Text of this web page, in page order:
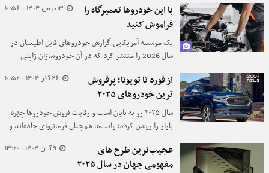
13 بهمن 1404 - 10:56
با این خودروها تعمیرگاه را
فراموش کنید
یک موسسه آمریکایی گزارش خودروهای قابل اطیمنان در
سال 2026 را منتشر کرد که در آن خودروسازان ژاپنی
صدر فهرست را قبضه کرده اند.
26 آذر 1404 - 10:52
از فورد تا تویوتا؛ پرفروش
ترین خودروهای ۲۰۲۵
سال ۲۰۲۵ رو به پایان است و رقابت فروش خودروها چهره
بازار را روشن کرده؛ وانت‌ها همچنان فرمانروای جاده‌اند و
کراس‌اوورهای کامپکت نیز جایگاه خود را در میان
محبوب‌ترین‌ها تثبیت کرده‌اند.
9 آبان 1404 - 13:20
عجیب‌ترین طرح های
مفهومی جهان در سال ۲۰۲۵